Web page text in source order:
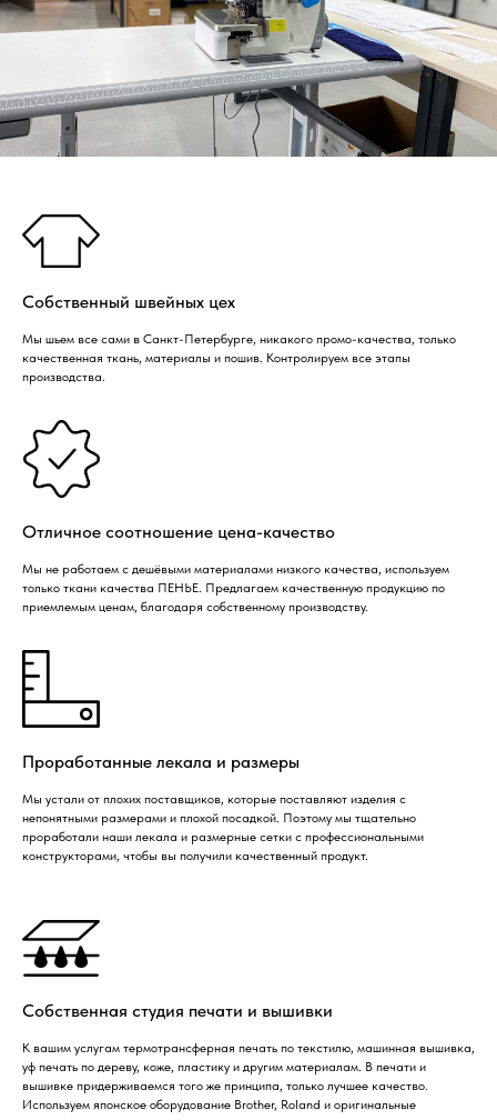
Собственный швейных цех
Мы шьем все сами в Санкт-Петербурге, никакого промо-качества, только
качественная ткань, материалы и пошив. Контролируем все этапы
производства.
Отличное соотношение цена-качество
Мы не работаем с дешёвыми материалами низкого качества, используем
только ткани качества ПЕНЬЕ. Предлагаем качественную продукцию по
приемлемым ценам, благодаря собственному производству.
Проработанные лекала и размеры
Мы устали от плохих поставщиков, которые поставляют изделия с
непонятными размерами и плохой посадкой. Поэтому мы тщательно
проработали наши лекала и размерные сетки с профессиональными
конструкторами, чтобы вы получили качественный продукт.
Собственная студия печати и вышивки
К вашим услугам термотрансферная печать по текстилю, машинная вышивка,
уф печать по дереву, коже, пластику и другим материалам. В печати и
вышивке придерживаемся того же принципа, только лучшее качество.
Используем японское оборудование Brother, Roland и оригинальные